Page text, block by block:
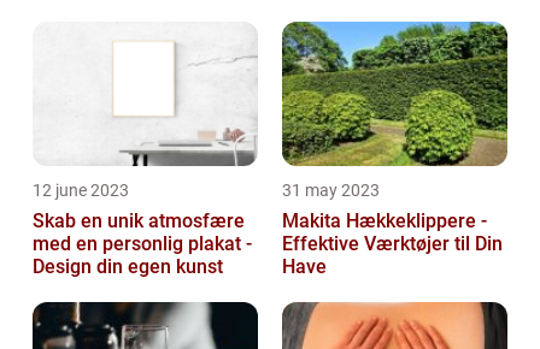
12 june 2023
Skab en unik atmosfære
med en personlig plakat -
Design din egen kunst
31 may 2023
Makita Hækkeklippere -
Effektive Værktøjer til Din
Have